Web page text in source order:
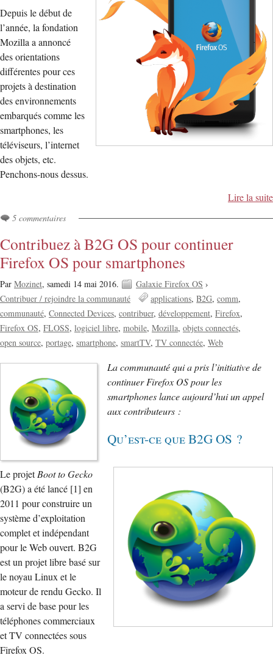
Depuis le début de
l’année, la fondation
Mozilla a annoncé
des orientations
différentes pour ces
projets à destination
des environnements
embarqués comme les
smartphones, les
téléviseurs, l’internet
des objets, etc.
Penchons-nous dessus.
Lire la suite
5 commentaires
Contribuez à B2G OS pour continuer
Firefox OS pour smartphones
Par Mozinet, samedi 14 mai 2016. Galaxie Firefox OS ›
Contribuer / rejoindre la communauté
applications B2G comm
communauté Connected Devices contribuer développement Firefox
Firefox OS FLOSS logiciel libre mobile Mozilla objets connectés
open source portage smartphone smartTV TV connectée Web
La communauté qui a pris l’initiative de
continuer Firefox OS pour les
smartphones lance aujourd’hui un appel
aux contributeurs :
Qu’est-ce que B2G OS ?
Le projetBoot to Gecko
(B2G) a été lancé [1] en
2011 pour construire un
système d’exploitation
complet et indépendant
pour le Web ouvert. B2G
est un projet libre basé sur
le noyau Linux et le
moteur de rendu Gecko. Il
a servi de base pour les
téléphones commerciaux
et TV connectées sous
Firefox OS.